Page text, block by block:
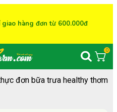
hàng đơn từ 600.000đ
0
đơn bữa trưa healthy thơm